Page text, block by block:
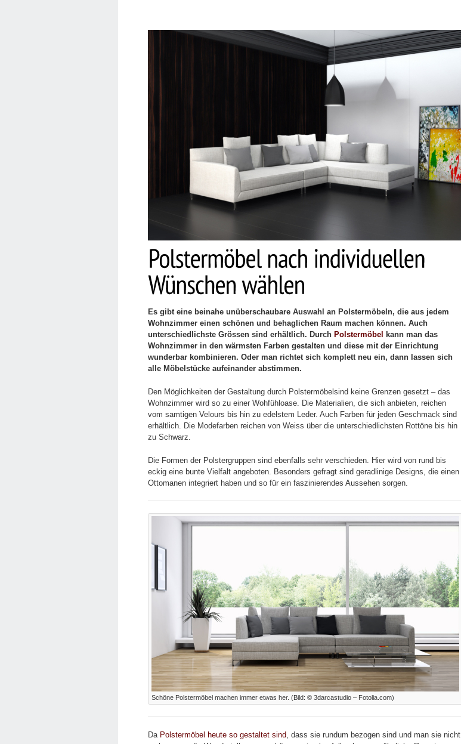
Es gibt eine beinahe unüberschaubare Auswahl an Polstermöbeln, die aus jedem
Wohnzimmer einen schönen und behaglichen Raum machen können. Auch
unterschiedlichste Grössen sind erhältlich. Durch Polstermöbel
kann man das
Wohnzimmer in den wärmsten Farben gestalten und diese mit der Einrichtung
wunderbar kombinieren. Oder man richtet sich komplett neu ein, dann lassen sich
alle Möbelstücke aufeinander abstimmen.
Den Möglichkeiten der Gestaltung durch Polstermöbelsind keine Grenzen gesetzt – das
Wohnzimmer wird so zu einer Wohfühloase. Die Materialien, die sich anbieten, reichen
vom samtigen Velours bis hin zu edelstem Leder. Auch Farben für jeden Geschmack sind
erhältlich. Die Modefarben reichen von Weiss über die unterschiedlichsten Rottöne bis hin
zu Schwarz.
Die Formen der Polstergruppen sind ebenfalls sehr verschieden. Hier wird von rund bis
eckig eine bunte Vielfalt angeboten. Besonders gefragt sind geradlinige Designs, die einen
Ottomanen integriert haben und so für ein faszinierendes Aussehen sorgen.
Schöne Polstermöbel machen immer etwas her. (Bild: © 3darcastudio – Fotolia.com)
Da Polstermöbel heute so gestaltet sind , dass sie rundum bezogen sind und man sie nicht